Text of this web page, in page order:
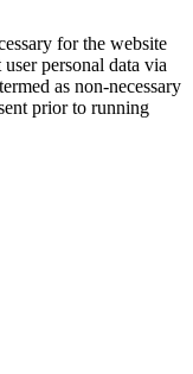
for the website
personal data via
as non-necessary
prior to running